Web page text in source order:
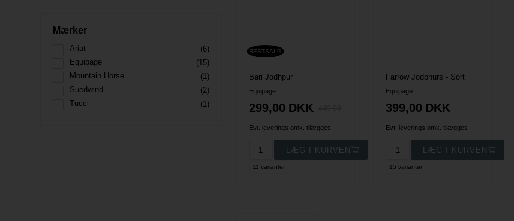
Mærker
Ariat
(6)
Equipage
(15)
Mountain Horse
(1)
Suedwind
(2)
Tucci
(1)
RESTSALG
Bari Jodhpur
Equipage
299,00 DKK
Evt. leverings omk. tilægges
11 varianter
Farrow Jodphurs - Sort
Equipage
399,00 DKK
Evt. leverings omk. tilægges
15 varianter